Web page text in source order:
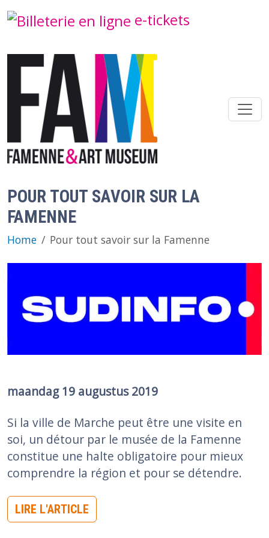
e-tickets
POUR TOUT SAVOIR SUR LA
FAMENNE
Home Pour tout savoir sur la Famenne
maandag 19 augustus 2019
Si la ville de Marche peut être une visite en
soi, un détour par le musée de la Famenne
constitue une halte obligatoire pour mieux
comprendre la région et pour se détendre.
LIRE L'ARTICLE